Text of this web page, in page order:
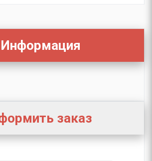
Информация
заказ